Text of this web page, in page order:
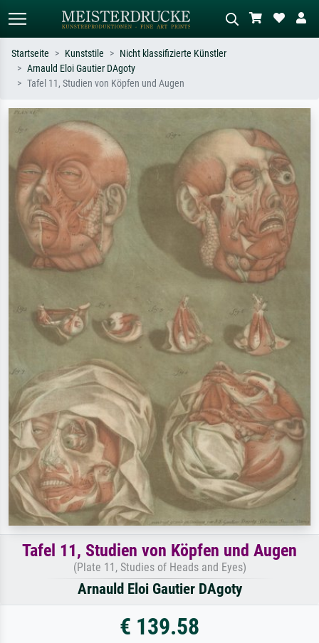
Standardsuche
oder Stilen – z.B. Monet,
Sternennacht, Impressionismus, Welle
Ölgemälde, Stehender Akt neben einem
Baum.
Startseite Kunststile
Nicht klassifizierte Künstler
Arnauld Eloi Gautier DAgoty
Tafel 11, Studien von Köpfen und Augen
Tafel 11, Studien von Köpfen und Augen
(Plate 11, Studies of Heads and Eyes)
Arnauld Eloi Gautier DAgoty
€ 139.58